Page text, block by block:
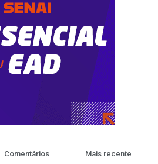
Comentários Mais recente